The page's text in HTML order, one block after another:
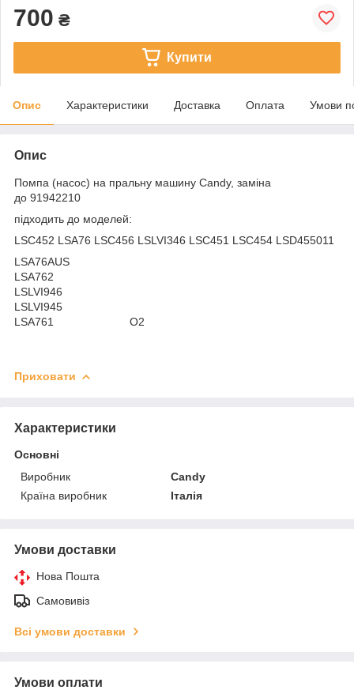
700 ₴
Купити
Опис Характеристики Доставка Оплата Умови
Опис
Помпа (насос) на пральну машину Candy, заміна
до 91942210
підходить до моделей:
LSC452 LSA76 LSC456 LSLVI346 LSC451 LSC454 LSD455011
LSA76AUS
LSA762
LSLVI946
LSLVI945
LSA761 О2
Приховати
Характеристики
Основні
Виробник
Candy
Країна виробник
Італія
Умови доставки
Нова Пошта
Самовивіз
Всі умови доставки
Умови оплати